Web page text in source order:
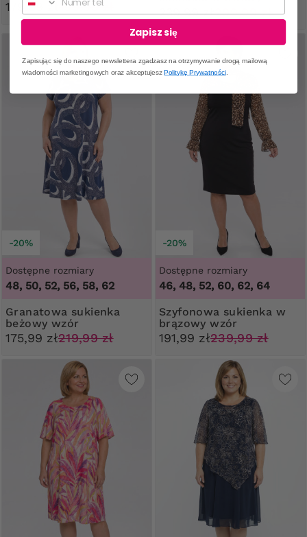
179,99 zł 199,99 zł 239,99 zł299,99 zł
-20%
Dostępne rozmiary
48, 50, 52, 56, 58, 62
Granatowa sukienka
beżowy wzór
175,99 zł219,99 zł
-20%
Dostępne rozmiary
46, 48, 52, 60, 62, 64
Szyfonowa sukienka w
brązowy wzór
191,99 zł239,99 zł
Zapisz się
Zapisując się do naszego newslettera zgadzasz na otrzymywanie drogą mailową
wiadomości marketingowych oraz akceptujeszPolitykę Prywatności.